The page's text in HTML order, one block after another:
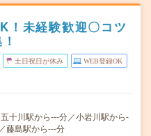
！未経験歓迎〇コツ
土日祝日が休み WEB登録OK
十川駅から---分／小岩川駅から-
藤島駅から---分